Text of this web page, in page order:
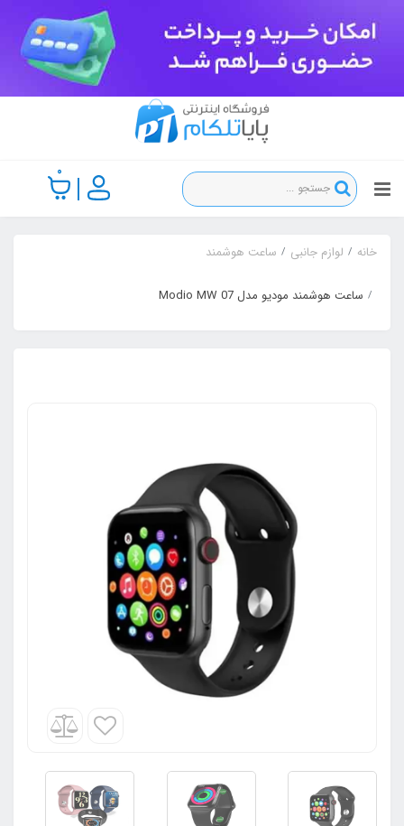
0
خانه لوازم جانبی ساعت هوشمند
ساعت هوشمند مودیو مدل Modio MW 07